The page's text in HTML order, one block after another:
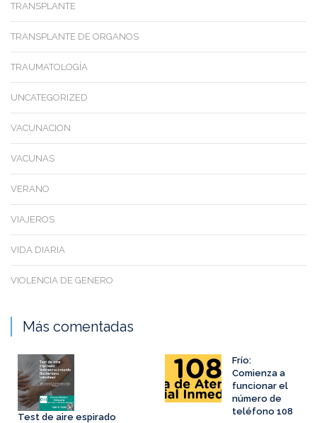
TRANSPLANTE
TRANSPLANTE DE ORGANOS
TRAUMATOLOGÍA
UNCATEGORIZED
VACUNACION
VACUNAS
VERANO
VIAJEROS
VIDA DIARIA
VIOLENCIA DE GENERO
Más comentadas
Test de aire espirado
Frío:
Comienza a
funcionar el
número de
teléfono 108